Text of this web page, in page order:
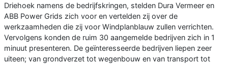
Driehoek namens de bedrijfskringen, stelden Dura Vermeer en
ABB Power Grids zich voor en vertelden zij over de
werkzaamheden die zij voor Windplanblauw zullen verrichten.
Vervolgens konden de ruim 30 aangemelde bedrijven zich in 1
minuut presenteren. De geïnteresseerde bedrijven liepen zeer
uiteen; van grondverzet tot wegenbouw en van transport tot